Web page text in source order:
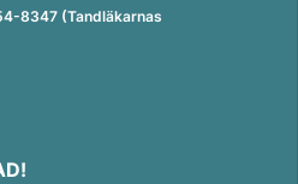
8347 (Tandläkarnas